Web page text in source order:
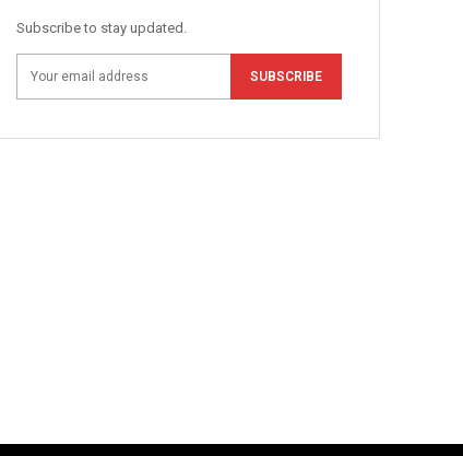
Subscribe to stay updated.
SUBSCRIBE